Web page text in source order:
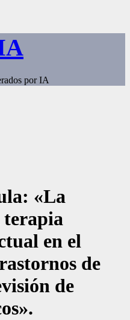
por IA
«La
terapia
en el
de
de